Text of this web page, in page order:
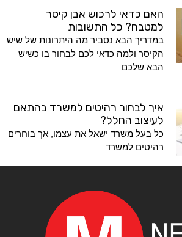
האם כדאי לרכוש אבן קיסר
למטבח? כל התשובות
במדריך הבא נסביר מה היתרונות של שיש
הקיסר ולמה כדאי לכם לבחור בו כשיש
הבא שלכם
איך לבחור רהיטים למשרד בהתאם
לעיצוב החלל?
כל בעל משרד ישאל את עצמו, אך בוחרים
רהיטים למשרד